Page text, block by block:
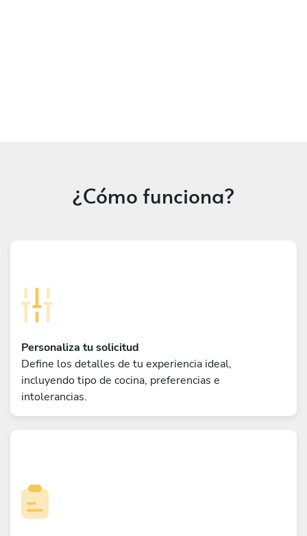
¿Cómo funciona?
Personaliza tu solicitud
Define los detalles de tu experiencia ideal,
incluyendo tipo de cocina, preferencias e
intolerancias.